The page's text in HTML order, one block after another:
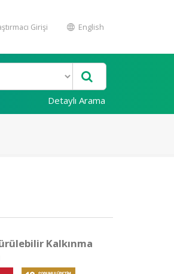
Girişi English
Detaylı Arama
Kalkınma